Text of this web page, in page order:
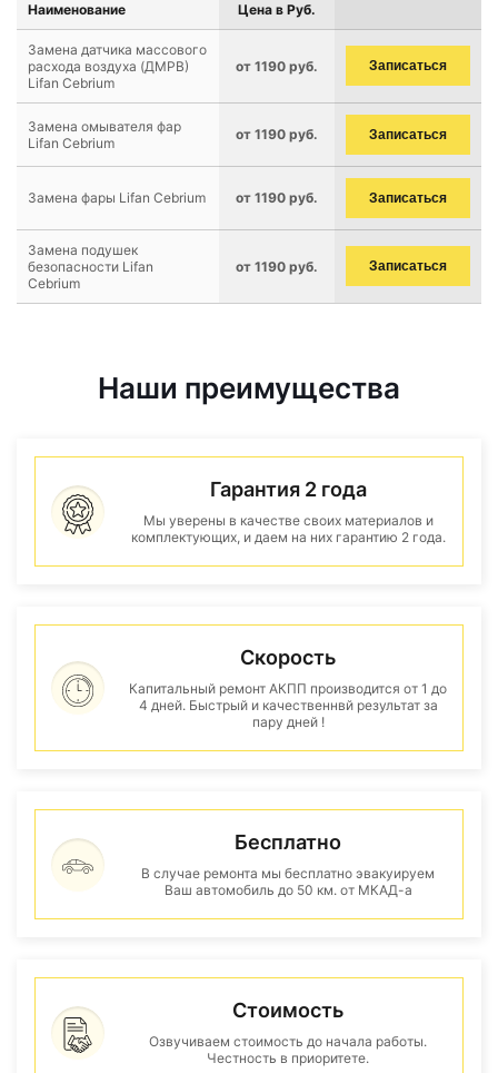
Наименование Цена в Руб.
Замена датчика массового
расхода воздуха (ДМРВ)
Lifan Cebrium
от 1190 руб. Записаться
Замена омывателя фар
Lifan Cebrium
от 1190 руб. Записаться
Замена фары Lifan Cebrium от 1190 руб. Записаться
Замена подушек
безопасности Lifan
Cebrium
от 1190 руб. Записаться
Наши преимущества
Гарантия 2 года
Мы уверены в качестве своих материалов и
комплектующих, и даем на них гарантию 2 года.
Скорость
Капитальный ремонт АКПП производится от 1 до
4 дней. Быстрый и качественнвй результат за
пару дней !
Бесплатно
В случае ремонта мы бесплатно эвакуируем
Ваш автомобиль до 50 км. от МКАД-а
Стоимость
Озвучиваем стоимость до начала работы.
Честность в приоритете.